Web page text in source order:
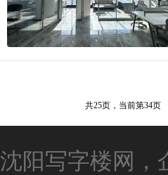
共25页，当前第34页
沈阳写字楼网，